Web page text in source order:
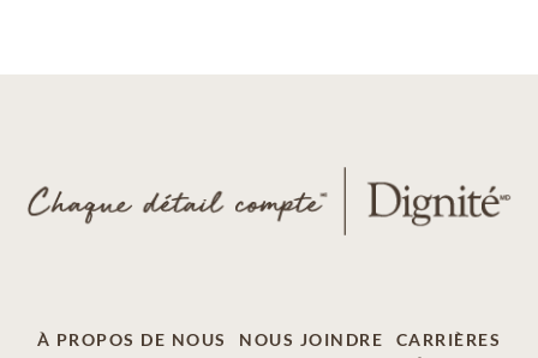
À PROPOS DE NOUS NOUS JOINDRE
CARRIÈRES